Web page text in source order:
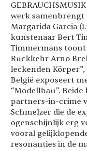
werk samenbrengt
Margarida Garcia
kunstenaar Bert
Timmermans toont
Ruckkehr Arno
leckenden
België exposeert
“Modellbau”.
partners-in-crime
Schmelzer die de
ogenschijnlijk erg
vooral
resonanties in de